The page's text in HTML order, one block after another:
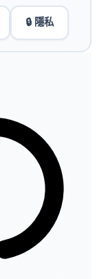
🔒 隱私